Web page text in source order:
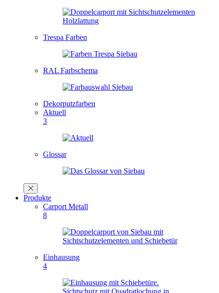
Trespa Farben
RAL Farbschema
Dekorputzfarben
Aktuell
3
Glossar
Produkte
Carport Metall
8
Einhausung
4